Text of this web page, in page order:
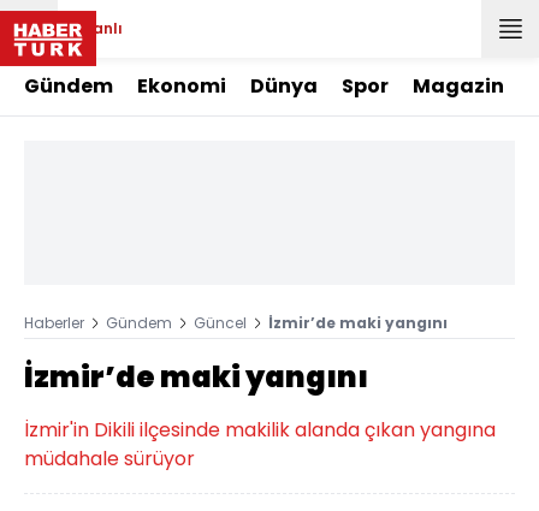
Canlı
Gündem Ekonomi Dünya Spor Magazin
Haberler Gündem Güncel İzmir’de maki yangını
İzmir’de maki yangını
İzmir'in Dikili ilçesinde makilik alanda çıkan yangına
müdahale sürüyor